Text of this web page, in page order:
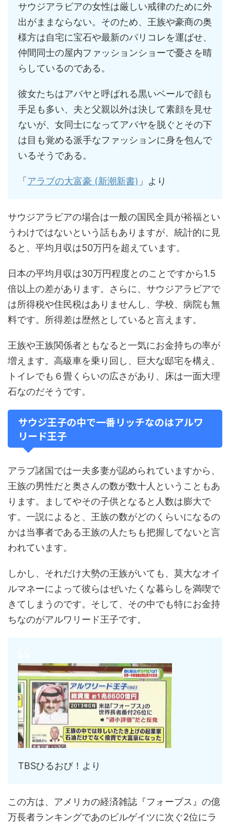
サウジアラビアの女性は厳しい戒律のために外
出がままならない。そのため、王族や豪商の奥
様方は自宅に宝石や最新のパリコレを運ばせ、
仲間同士の屋内ファッションショーで憂さを晴
らしているのである。
彼女たちはアバヤと呼ばれる黒いベールで顔も
手足も多い、夫と父親以外は決して素顔を見せ
ないが、女同士になってアバヤを脱ぐとその下
は目も覚める派手なファッションに身を包んで
いるそうである。
「 アラブの大富豪 (新潮新書) 」より
サウジアラビアの場合は一般の国民全員が裕福とい
うわけではないという話もありますが、統計的に見
ると、平均月収は50万円を超えています。
日本の平均月収は30万円程度とのことですから1.5
倍以上の差があります。さらに、サウジアラビアで
は所得税や住民税はありませんし、学校、病院も無
料です。所得差は歴然としていると言えます。
王族や王族関係者ともなると一気にお金持ちの率が
増えます。高級車を乗り回し、巨大な邸宅を構え、
トイレでも６畳くらいの広さがあり、床は一面大理
石なのだそうです。
サウジ王子の中で一番リッチなのはアルワ
リード王子
アラブ諸国では一夫多妻が認められていますから、
王族の男性だと奥さんの数が数十人ということもあ
ります。ましてやその子供となると人数は膨大で
す。一説によると、王族の数がどのくらいになるの
かは当事者である王族の人たちも把握してないと言
われています。
しかし、それだけ大勢の王族がいても、莫大なオイ
ルマネーによって彼らはぜいたくな暮らしを満喫で
きてしまうのです。そして、その中でも特にお金持
ちなのがアルワリード王子です。
TBSひるおび！より
この方は、アメリカの経済雑誌『フォーブス』の億
万長者ランキングであのビルゲイツに次ぐ2位にラ